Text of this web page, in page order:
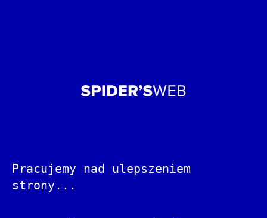
Pracujemy nad ulepszeniem
strony...